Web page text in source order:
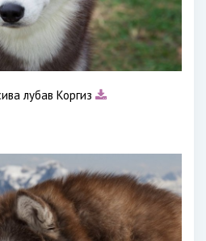
лубав Коргиз